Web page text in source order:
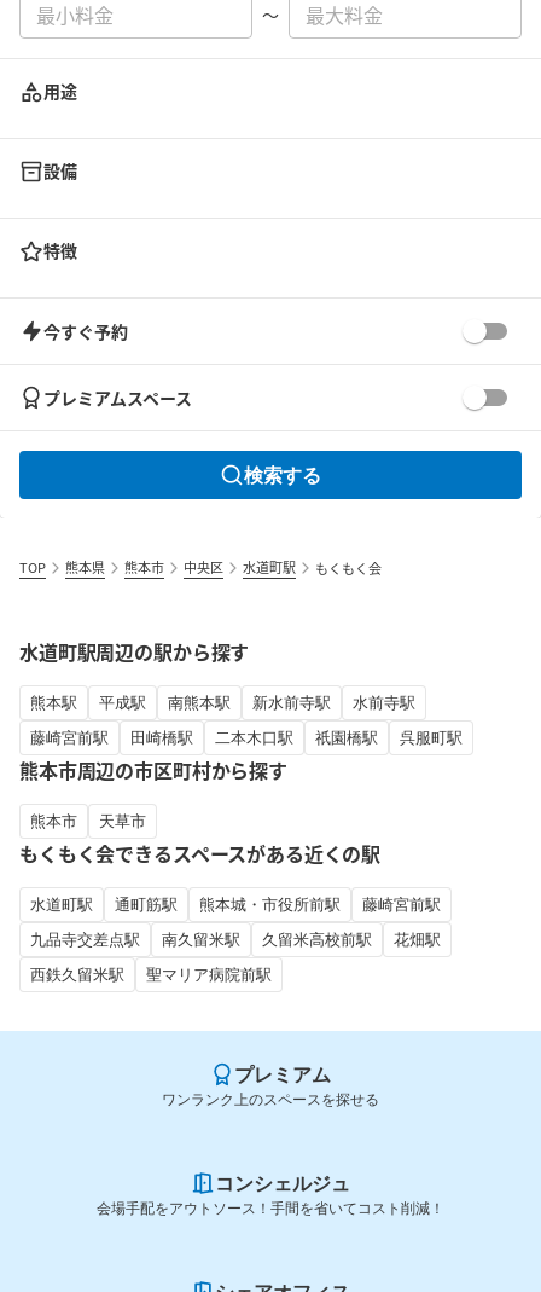
〜
用途
設備
特徴
今すぐ予約
プレミアムスペース
検索する
TOP 熊本県 熊本市 中央区 水道町駅 もくもく会
水道町駅周辺の駅から探す
熊本駅 平成駅 南熊本駅 新水前寺駅
水前寺駅
藤崎宮前駅
田崎橋駅 二本木口駅 祇園橋駅 呉服町駅
熊本市周辺の市区町村から探す
熊本市 天草市
もくもく会できるスペースがある近くの駅
水道町駅 通町筋駅 熊本城・市役所前駅
藤崎宮前駅
九品寺交差点駅
南久留米駅 久留米高校前駅
花畑駅
西鉄久留米駅
聖マリア病院前駅
プレミアム
ワンランク上のスペースを探せる
コンシェルジュ
会場手配をアウトソース！手間を省いてコスト削減！